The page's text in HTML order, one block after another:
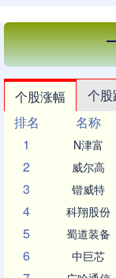
个股涨幅 个股
排名
名称
1
N津富
2 威尔高
3 锴威特
4 科翔股份
5 蜀道装备
6 中巨芯